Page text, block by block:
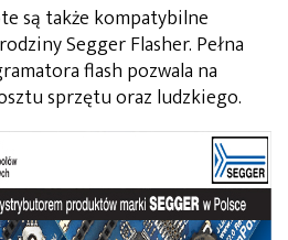
są także kompatybilne
Segger Flasher. Pełna
flash pozwala na
sprzętu oraz ludzkiego.